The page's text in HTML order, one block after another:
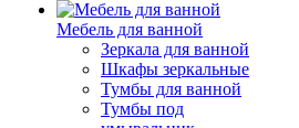
Мебель для ванной
Зеркала для ванной
Шкафы зеркальные
Тумбы для ванной
Тумбы под